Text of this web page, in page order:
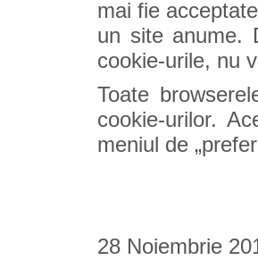
mai fie
un site anume.
cookie-urile, nu
Toate
cookie-urilor.
meniul de
28 Noiembrie